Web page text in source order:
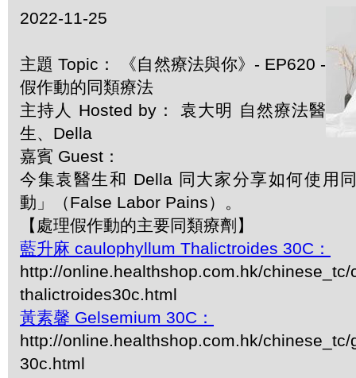
2022-11-25
主題 Topic： 《自然療法與你》- EP620 -
假作動的同類療法
主持人 Hosted by： 袁大明 自然療法醫
生、Della
嘉賓 Guest：
今集袁醫生和 Della 同大家分享如何使用
動」（False Labor Pains）。
【處理假作動的主要同類療劑】
藍升麻 caulophyllum Thalictroides 30C：
http://online.healthshop.com.hk/
thalictroides30c.html
黃素馨 Gelsemium 30C：
http://online.healthshop.com.hk/chinese_tc/
30c.html